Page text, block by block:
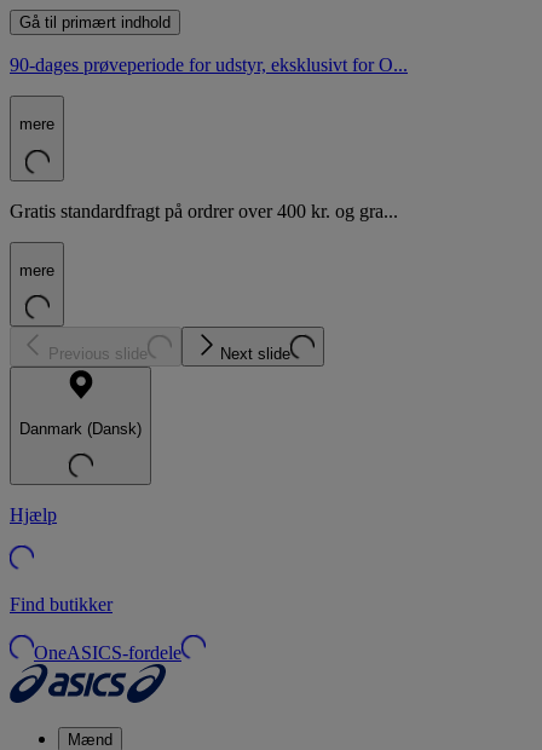
Gå til primært indhold
90-dages prøveperiode for udstyr, eksklusivt for O...
mere
Gratis standardfragt på ordrer over 400 kr. og gra...
mere
Previous slide Next slide
Danmark (Dansk)
Hjælp
Find butikker
OneASICS-fordele
Mænd